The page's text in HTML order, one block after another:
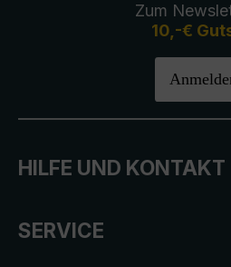
Zum
10,-€
HILFE UND KONTAKT
SERVICE